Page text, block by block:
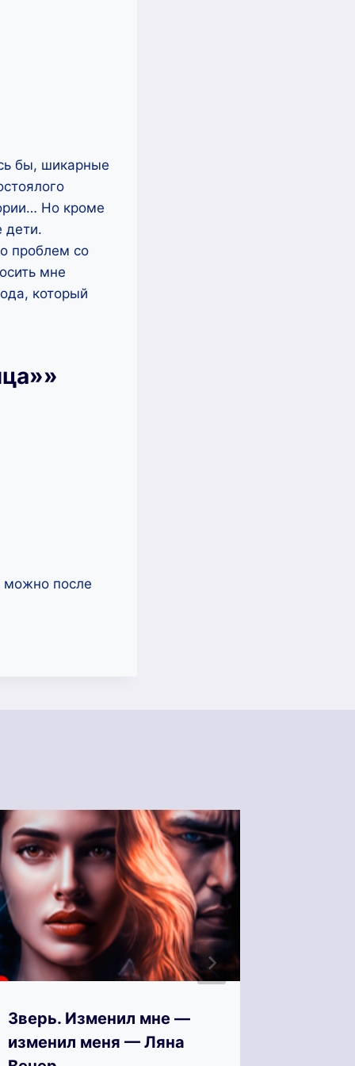
бы, шикарные
Но кроме
дети.
проблем со
мне
который
можно после
Зверь. Изменил мне —
изменил меня — Ляна